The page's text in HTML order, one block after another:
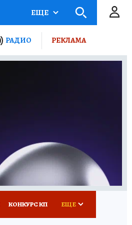
ЕЩЕ
РАДИО РЕКЛАМА
КОНКУРС КП ЕЩЕ